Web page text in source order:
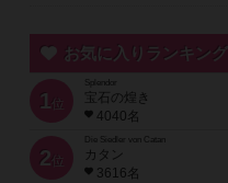
お気に入りランキング
1 位
宝石の煌き
4040名
2 位
Die Siedler von Catan
カタン
3616名